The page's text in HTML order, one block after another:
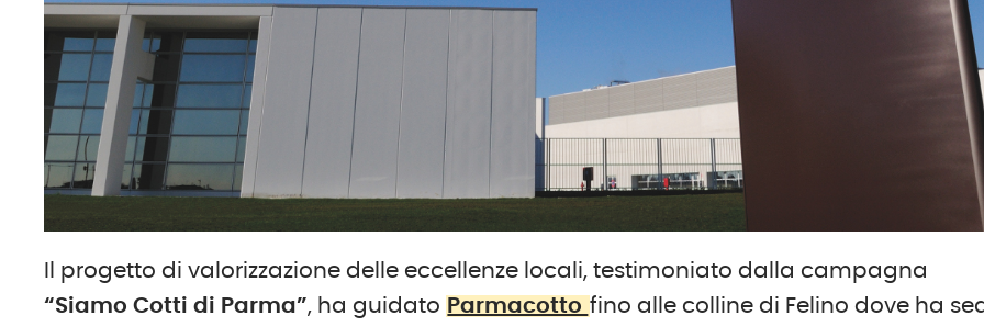
Il progetto di valorizzazione delle eccellenze locali, testimoniato dalla campagna
“Siamo Cotti di Parma”, ha guidato Parmacotto fino alle colline di Felino dove ha